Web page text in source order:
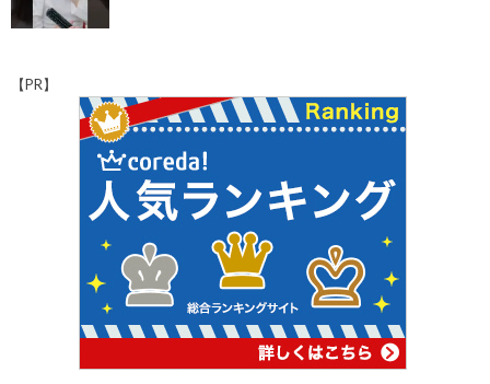
【PR】